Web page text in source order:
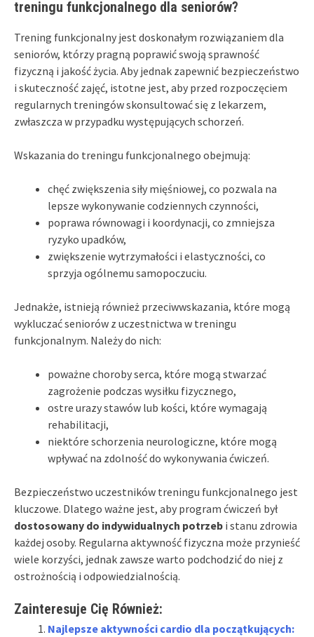
treningu funkcjonalnego dla seniorów?
Trening funkcjonalny jest doskonałym rozwiązaniem dla
seniorów, którzy pragną poprawić swoją sprawność
fizyczną i jakość życia. Aby jednak zapewnić bezpieczeństwo
i skuteczność zajęć, istotne jest, aby przed rozpoczęciem
regularnych treningów skonsultować się z lekarzem,
zwłaszcza w przypadku występujących schorzeń.
Wskazania do treningu funkcjonalnego obejmują:
chęć zwiększenia siły mięśniowej, co pozwala na
lepsze wykonywanie codziennych czynności,
poprawa równowagi i koordynacji, co zmniejsza
ryzyko upadków,
zwiększenie wytrzymałości i elastyczności, co
sprzyja ogólnemu samopoczuciu.
Jednakże, istnieją również przeciwwskazania, które mogą
wykluczać seniorów z uczestnictwa w treningu
funkcjonalnym. Należy do nich:
poważne choroby serca, które mogą stwarzać
zagrożenie podczas wysiłku fizycznego,
ostre urazy stawów lub kości, które wymagają
rehabilitacji,
niektóre schorzenia neurologiczne, które mogą
wpływać na zdolność do wykonywania ćwiczeń.
Bezpieczeństwo uczestników treningu funkcjonalnego jest
kluczowe. Dlatego ważne jest, aby program ćwiczeń był
dostosowany do indywidualnych potrzeb i stanu zdrowia
każdej osoby. Regularna aktywność fizyczna może przynieść
wiele korzyści, jednak zawsze warto podchodzić do niej z
ostrożnością i odpowiedzialnością.
Zainteresuje Cię Również:
Najlepsze aktywności cardio dla początkujących: